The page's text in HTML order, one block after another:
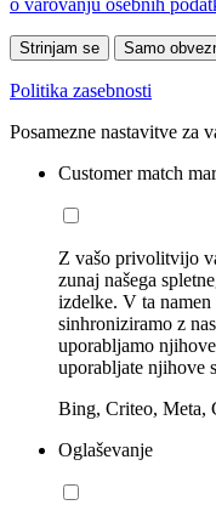
Strinjam se Samo
Politika zasebnosti
Posamezne nastavitve za
Customer match
Z vašo privolitvijo
zunaj našega
izdelke. V ta namen
sinhroniziramo z
uporabljamo
uporabljate njihove
Bing, Criteo, Meta,
Oglaševanje